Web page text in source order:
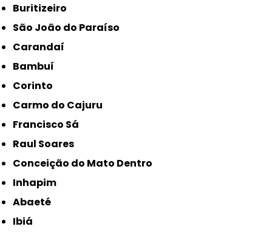
Buritizeiro
São João do Paraíso
Carandaí
Bambuí
Corinto
Carmo do Cajuru
Francisco Sá
Raul Soares
Conceição do Mato Dentro
Inhapim
Abaeté
Ibiá